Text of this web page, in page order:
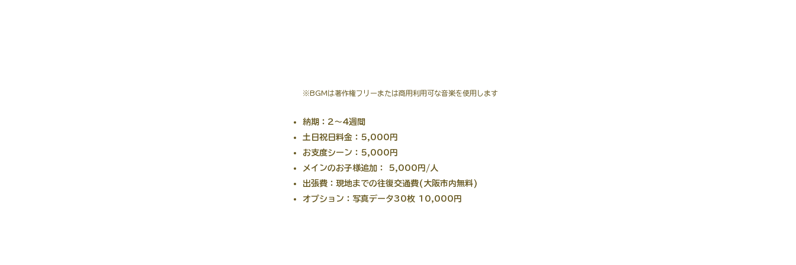
※BGMは著作権フリーまたは商用利用可な音楽を使用します
納期：2〜4週間
土日祝日料金：5,000円
お支度シーン：5,000円
メインのお子様追加： 5,000円/人
出張費：現地までの往復交通費(大阪市内無料)
オプション：写真データ30枚 10,000円